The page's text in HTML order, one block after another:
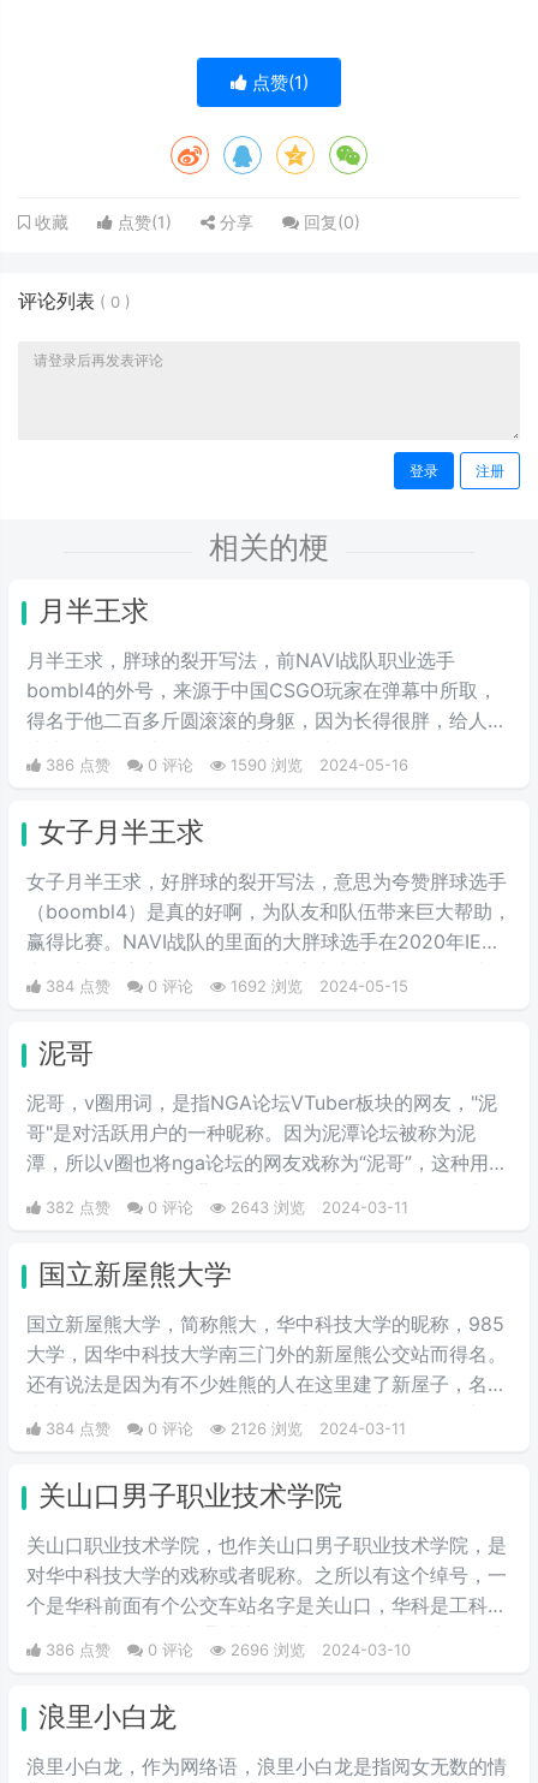
点赞(1)
收藏 点赞(1) 分享 回复(0)
评论列表 ( 0 )
登录 注册
相关的梗
月半王求
月半王求，胖球的裂开写法，前NAVI战队职业选手
bombl4的外号，来源于中国CSGO玩家在弹幕中所取，
得名于他二百多斤圆滚滚的身躯，因为长得很胖，给人圆
386 点赞 0 评论 1590 浏览 2024-05-16
女子月半王求
女子月半王求，好胖球的裂开写法，意思为夸赞胖球选手
（boombl4）是真的好啊，为队友和队伍带来巨大帮助，
赢得比赛。NAVI战队的里面的大胖球选手在2020年IEM
带领NAVI战队战胜A队和G2，夺得冠军。
384 点赞 0 评论 1692 浏览 2024-05-15
泥哥
泥哥，v圈用词，是指NGA论坛VTuber板块的网友，"泥
哥"是对活跃用户的一种昵称。因为泥潭论坛被称为泥
潭，所以v圈也将nga论坛的网友戏称为“泥哥”，这种用法
户们开始将这些常驻者称为"泥哥"。
382 点赞 0 评论 2643 浏览 2024-03-11
国立新屋熊大学
国立新屋熊大学，简称熊大，华中科技大学的昵称，985
大学，因华中科技大学南三门外的新屋熊公交站而得名。
还有说法是因为有不少姓熊的人在这里建了新屋子，名字
熊大学的名字，比这个985大学更广为人知的外号“关山口
384 点赞 0 评论 2126 浏览 2024-03-11
关山口男子职业技术学院
关山口职业技术学院，也作关山口男子职业技术学院，是
对华中科技大学的戏称或者昵称。之所以有这个绰号，一
个是华科前面有个公交车站名字是关山口，华科是工科院
学称作关山口男子职业技术学院。所以有了这个江湖绰
386 点赞 0 评论 2696 浏览 2024-03-10
浪里小白龙
浪里小白龙，作为网络语，浪里小白龙是指阅女无数的情